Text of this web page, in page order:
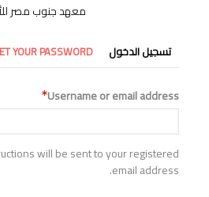
معهد جنوب مصر
التبويبات
الأساسية
تسجيل الدخول YOUR PASSWORD
Username or email address
will be sent to your registered
email address.